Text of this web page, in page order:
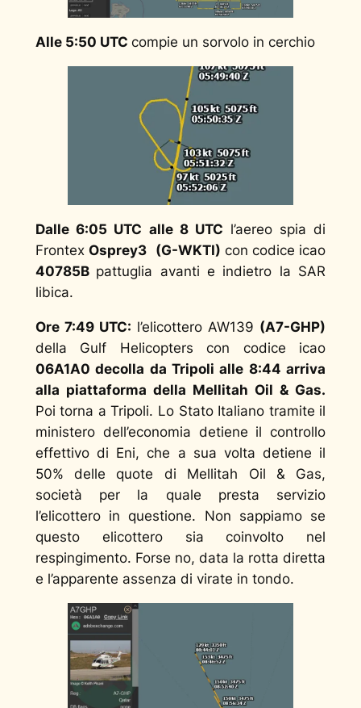
Alle 5:50 UTC compie un sorvolo in cerchio
Dalle 6:05 UTC alle 8 UTC l’aereo spia di
FrontexOsprey3 (G-WKTI) con codice icao
40785B pattuglia avanti e indietro la SAR
libica.
Ore 7:49 UTC: l’elicottero AW139 (A7-GHP)
della Gulf Helicopters con codice icao
06A1A0 decolla da Tripoli alle 8:44 arriva
alla piattaforma della Mellitah Oil & Gas.
Poi torna a Tripoli. Lo Stato Italiano tramite il
ministero dell’economia detiene il controllo
effettivo di Eni, che a sua volta detiene il
50% delle quote di Mellitah Oil & Gas,
società per la quale presta servizio
l’elicottero in questione. Non sappiamo se
questo elicottero sia coinvolto nel
respingimento. Forse no, data la rotta diretta
e l’apparente assenza di virate in tondo.